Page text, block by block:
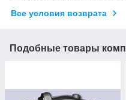
Все условия возврата
Подобные товары